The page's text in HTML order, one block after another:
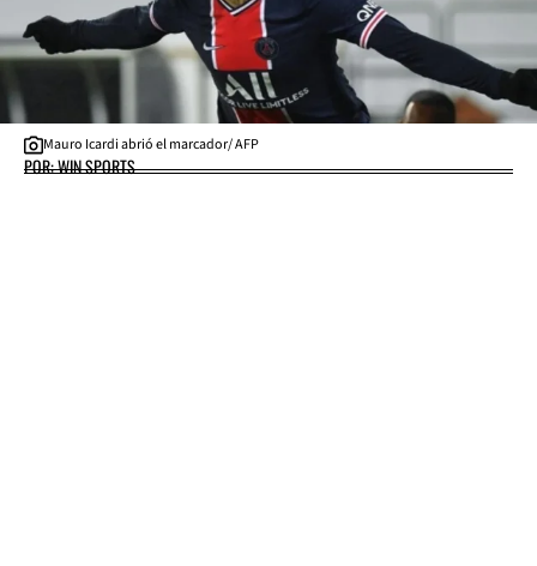
Mauro Icardi abrió el marcador/ AFP
POR: WIN SPORTS